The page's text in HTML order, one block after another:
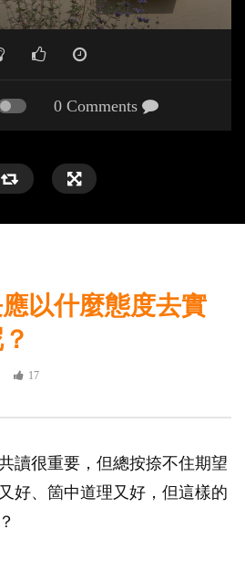
0 Comments
以什麼態度去實
17
讀很重要，但總按捺不住期望
好、箇中道理又好，但這樣的